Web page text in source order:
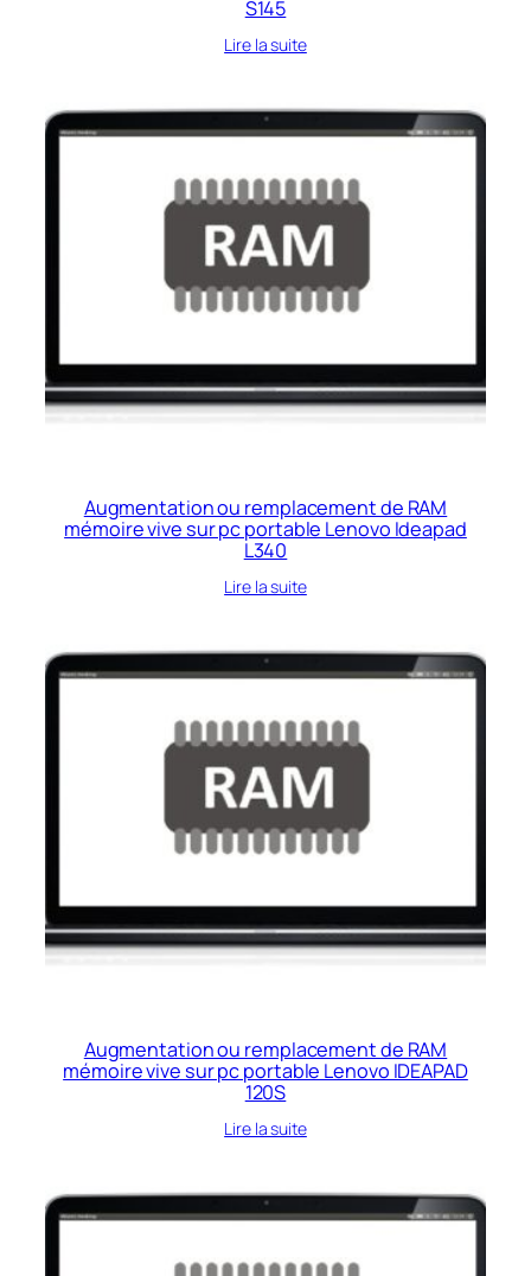
S145
Lire la suite
Augmentation ou remplacement de RAM
mémoire vive sur pc portable Lenovo Ideapad
L340
Lire la suite
Augmentation ou remplacement de RAM
mémoire vive sur pc portable Lenovo IDEAPAD
120S
Lire la suite